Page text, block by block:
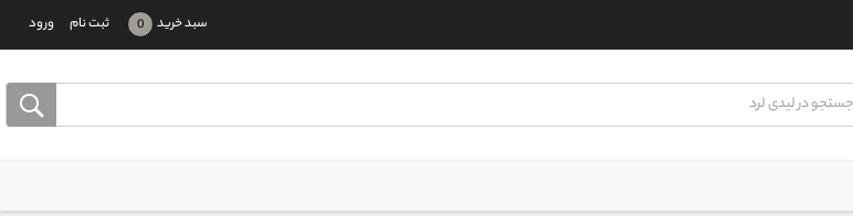
ورود ثبت نام سبد خرید 0